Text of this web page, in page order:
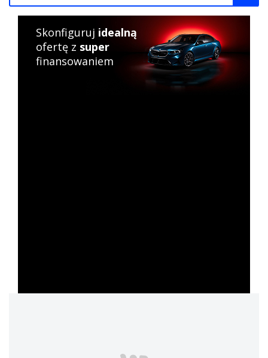
Skonfiguruj idealną
ofertę z super
finansowaniem